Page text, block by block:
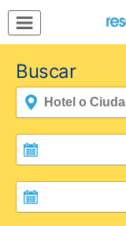
Inicio
Reserva
Inspírate
Buscar